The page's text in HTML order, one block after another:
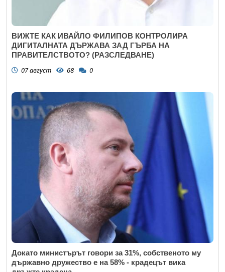
ВИЖТЕ КАК ИВАЙЛО ФИЛИПОВ КОНТРОЛИРА
ДИГИТАЛНАТА ДЪРЖАВА ЗАД ГЪРБА НА
ПРАВИТЕЛСТВОТО? (РАЗСЛЕДВАНЕ)
07 август 68 0
Докато министърът говори за 31%, собственото му
държавно дружество е на 58% - крадецът вика